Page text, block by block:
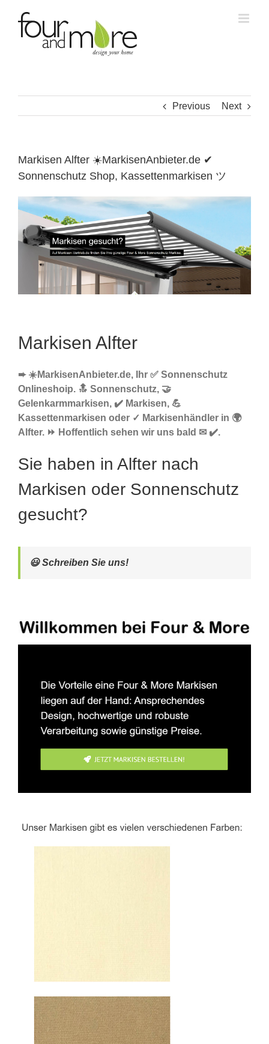
content
Previous Next
Markisen Alfter ☀️MarkisenAnbieter.de ✔
Sonnenschutz Shop, Kassettenmarkisen ツ
Markisen Alfter
➨ ☀️MarkisenAnbieter.de, Ihr ✅ Sonnenschutz
Onlineshoip. 🔝 Sonnenschutz, 🤝
Gelenkarmmarkisen, ✔️ Markisen, 💪
Kassettenmarkisen oder ✓ Markisenhändler in 🌍
Alfter. ⏩ Hoffentlich sehen wir uns bald ✉ ✔️.
Sie haben in Alfter nach
Markisen oder Sonnenschutz
gesucht?
😃 Schreiben Sie uns!